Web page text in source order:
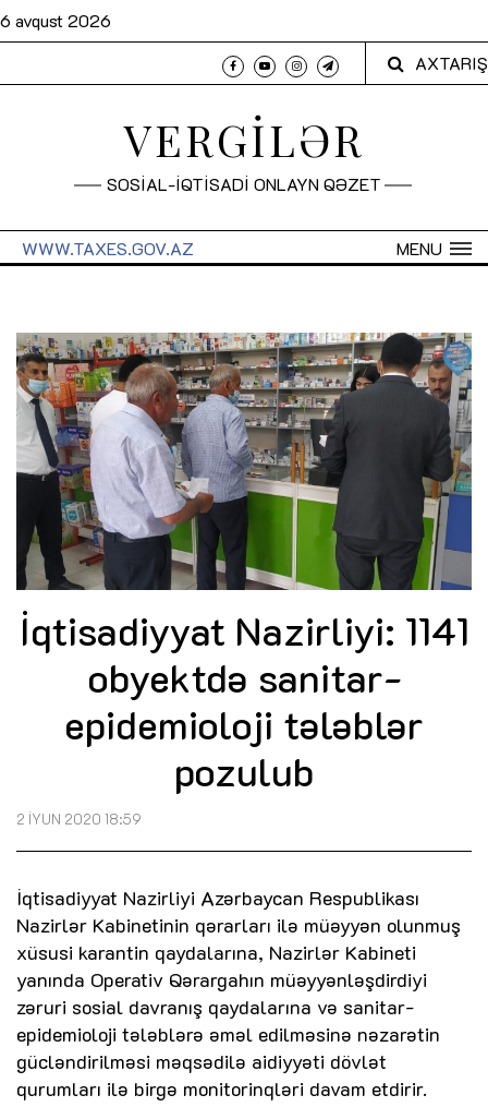
6 avqust 2026
AXTARIŞ
VERGİLƏR
SOSİAL-İQTİSADİ ONLAYN QƏZET
MENU
WWW.TAXES.GOV.AZ
İqtisadiyyat Nazirliyi: 1141
obyektdə sanitar-
epidemioloji tələblər
pozulub
2 İYUN 2020 18:59
İqtisadiyyat Nazirliyi Azərbaycan Respublikası
Nazirlər Kabinetinin qərarları ilə müəyyən olunmuş
xüsusi karantin qaydalarına, Nazirlər Kabineti
yanında Operativ Qərargahın müəyyənləşdirdiyi
zəruri sosial davranış qaydalarına və sanitar-
epidemioloji tələblərə əməl edilməsinə nəzarətin
gücləndirilməsi məqsədilə aidiyyəti dövlət
qurumları ilə birgə monitorinqləri davam etdirir.